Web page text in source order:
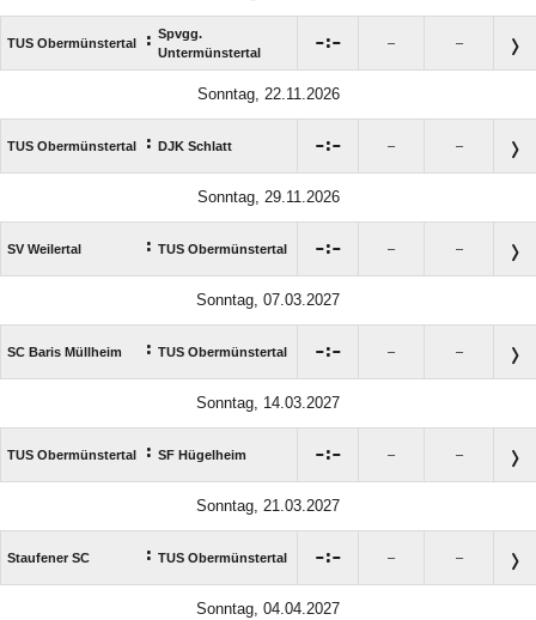
TUS Obermünstertal : Spvgg.
Untermünstertal
: – –
Sonntag, 22.11.2026
TUS Obermünstertal : DJK Schlatt : – –
Sonntag, 29.11.2026
SV Weilertal : TUS Obermünstertal : – –
Sonntag, 07.03.2027
SC Baris Müllheim : TUS Obermünstertal : – –
Sonntag, 14.03.2027
TUS Obermünstertal : SF Hügelheim : – –
Sonntag, 21.03.2027
Staufener SC : TUS Obermünstertal : – –
Sonntag, 04.04.2027